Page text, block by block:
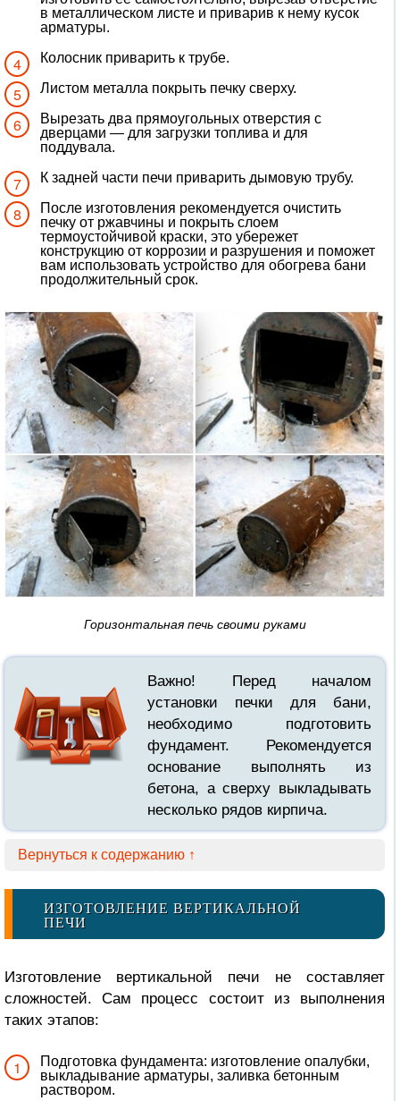
в металлическом листе и приварив к нему кусок
арматуры.
Колосник приварить к трубе.
Листом металла покрыть печку сверху.
Вырезать два прямоугольных отверстия с
дверцами — для загрузки топлива и для
поддувала.
К задней части печи приварить дымовую трубу.
После изготовления рекомендуется очистить
печку от ржавчины и покрыть слоем
термоустойчивой краски, это убережет
конструкцию от коррозии и разрушения и поможет
вам использовать устройство для обогрева бани
продолжительный срок.
Горизонтальная печь своими руками
Важно! Перед началом
установки печки для бани,
необходимо подготовить
фундамент. Рекомендуется
основание выполнять из
бетона, а сверху выкладывать
несколько рядов кирпича.
Вернуться к содержанию ↑
ИЗГОТОВЛЕНИЕ ВЕРТИКАЛЬНОЙ
ПЕЧИ
Изготовление вертикальной печи не составляет
сложностей. Сам процесс состоит из выполнения
таких этапов:
Подготовка фундамента: изготовление опалубки,
выкладывание арматуры, заливка бетонным
раствором.